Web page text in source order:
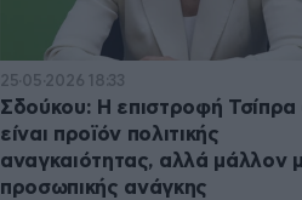
25·05·2026 18:33
Σδούκου: Η επιστροφή Τσίπρα
είναι προϊόν πολιτικής
αναγκαιότητας, αλλά μάλλον
προσωπικής ανάγκης